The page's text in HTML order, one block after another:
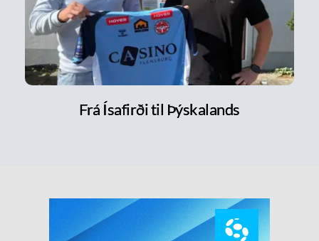
Frá Ísafirði til Þýskalands